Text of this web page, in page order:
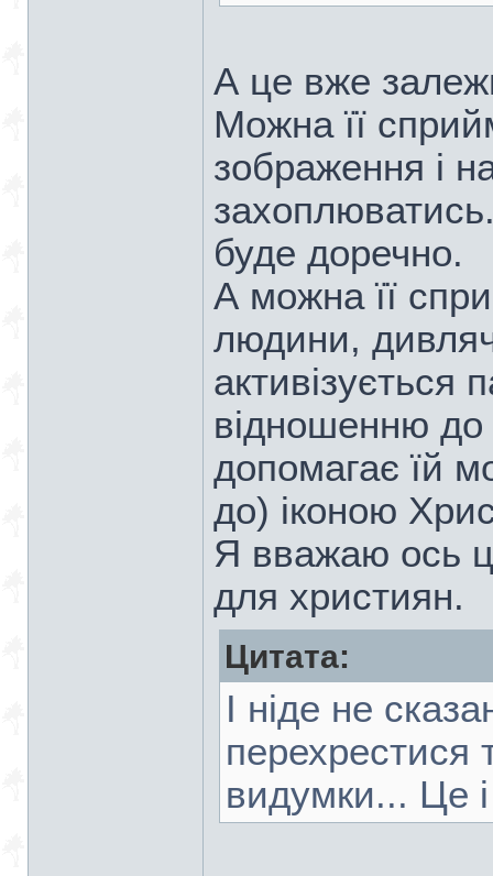
А це вже
Можна її
зображення і
буде доречно.
А можна її
людини,
активізується
відношенню до
допомагає їй
до) іконою
Я вважаю ось
для християн.
Цитата:
І ніде не
перехрестися
видумки... Це і